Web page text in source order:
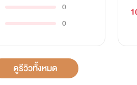
0
0
ดูรีวิวทั้งหมด